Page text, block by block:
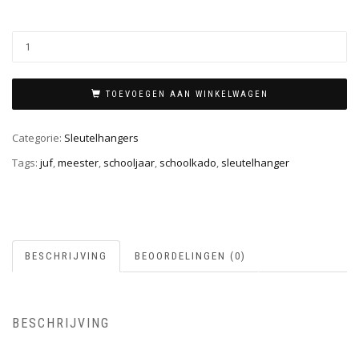
TOEVOEGEN AAN WINKELWAGEN
Categorie: Sleutelhangers
Tags: juf,meester, schooljaar, schoolkado, sleutelhanger
BESCHRIJVING BEOORDELINGEN (0)
BESCHRIJVING